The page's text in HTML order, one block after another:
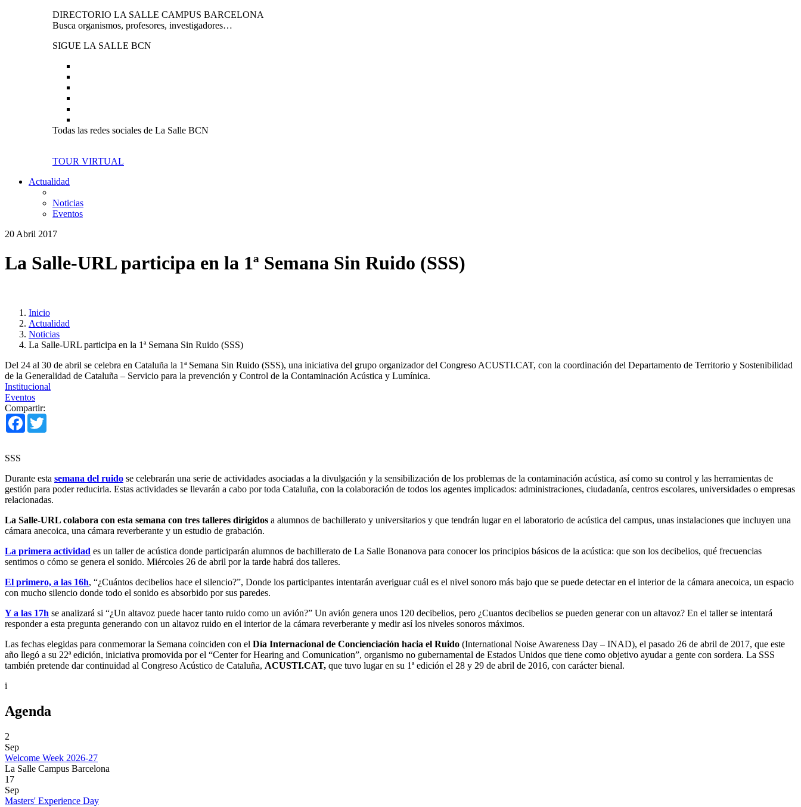
DIRECTORIO LA SALLE CAMPUS BARCELONA
Busca organismos, profesores, investigadores…
SIGUE LA SALLE BCN
Todas las redes sociales de La Salle BCN
TOUR VIRTUAL
Actualidad
Noticias
Eventos
20 Abril 2017
La Salle-URL participa en la 1ª Semana Sin Ruido (SSS)
Inicio
Actualidad
Noticias
La Salle-URL participa en la 1ª Semana Sin Ruido (SSS)
Del 24 al 30 de abril se celebra en Cataluña la 1ª Semana Sin Ruido (SSS), una iniciativa del grupo organizador del Congreso ACUSTI.CAT, con la coordinación del Departamento de Territorio y Sostenibilidad
de la Generalidad de Cataluña – Servicio para la prevención y Control de la Contaminación Acústica y Lumínica.
Institucional
Eventos
Compartir:
Facebook
SSS
Durante esta semana del ruido se celebrarán una serie de actividades asociadas a la divulgación y la sensibilización de los problemas de la contaminación acústica, así como su control y las herramientas de
gestión para poder reducirla. Estas actividades se llevarán a cabo por toda Cataluña, con la colaboración de todos los agentes implicados: administraciones, ciudadanía, centros escolares, universidades o empresas
relacionadas.
La Salle-URL colabora con esta semana con tres talleres dirigidos a alumnos de bachillerato y universitarios y que tendrán lugar en el laboratorio de acústica del campus, unas instalaciones que incluyen una
cámara anecoica, una cámara reverberante y un estudio de grabación.
La primera actividad es un taller de acústica donde participarán alumnos de bachillerato de La Salle Bonanova para conocer los principios básicos de la acústica: que son los decibelios, qué frecuencias
sentimos o cómo se genera el sonido. Miércoles 26 de abril por la tarde habrá dos talleres.
El primero, a las 16h, “¿Cuántos decibelios hace el silencio?”, Donde los participantes intentarán averiguar cuál es el nivel sonoro más bajo que se puede detectar en el interior de la cámara anecoica, un espacio
con mucho silencio donde todo el sonido es absorbido por sus paredes.
Y a las 17h se analizará si “¿Un altavoz puede hacer tanto ruido como un avión?” Un avión genera unos 120 decibelios, pero ¿Cuantos decibelios se pueden generar con un altavoz? En el taller se intentará
responder a esta pregunta generando con un altavoz ruido en el interior de la cámara reverberante y medir así los niveles sonoros máximos.
Las fechas elegidas para conmemorar la Semana coinciden con el Día Internacional de Concienciación hacia el Ruido (International Noise Awareness Day – INAD), el pasado 26 de abril de 2017, que este
año llegó a su 22ª edición, iniciativa promovida por el “Center for Hearing and Comunication”, organismo no gubernamental de Estados Unidos que tiene como objetivo ayudar a gente con sordera. La SSS
también pretende dar continuidad al Congreso Acústico de Cataluña, ACUSTI.CAT, que tuvo lugar en su 1ª edición el 28 y 29 de abril de 2016, con carácter bienal.
i
Agenda
2
Sep
Welcome Week 2026-27
La Salle Campus Barcelona
17
Sep
Masters' Experience Day